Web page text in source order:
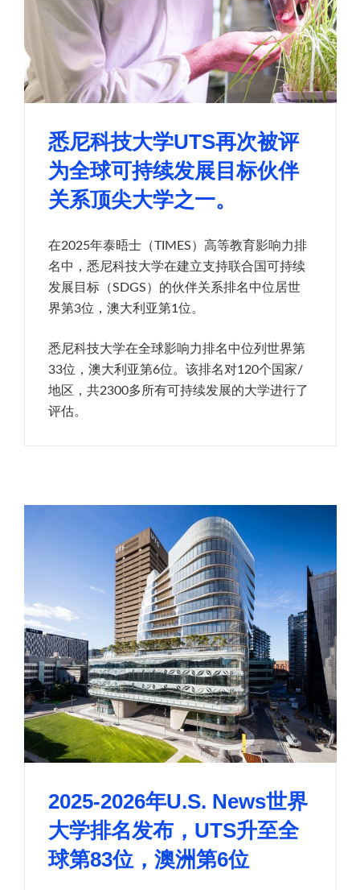
悉尼科技大学UTS再次被评
为全球可持续发展目标伙伴
关系顶尖大学之一。
在2025年泰晤士（TIMES）高等教育影响力排
名中，悉尼科技大学在建立支持联合国可持续
发展目标（SDGS）的伙伴关系排名中位居世
界第3位，澳大利亚第1位。
悉尼科技大学在全球影响力排名中位列世界第
33位，澳大利亚第6位。该排名对120个国家/
地区，共2300多所有可持续发展的大学进行了
评估。
2025-2026年U.S. News世界
大学排名发布，UTS升至全
球第83位，澳洲第6位